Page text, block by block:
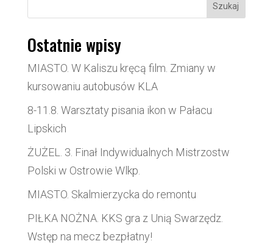
Szukaj
Ostatnie wpisy
MIASTO. W Kaliszu kręcą film. Zmiany w
kursowaniu autobusów KLA
8-11.8. Warsztaty pisania ikon w Pałacu
Lipskich
ŻUŻEL. 3. Finał Indywidualnych Mistrzostw
Polski w Ostrowie Wlkp.
MIASTO. Skalmierzycka do remontu
PIŁKA NOŻNA. KKS gra z Unią Swarzędz.
Wstęp na mecz bezpłatny!